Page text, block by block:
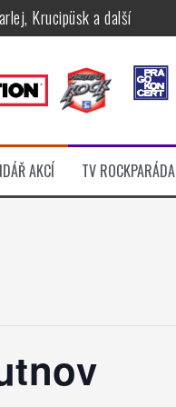
Krucipüsk a další
párty s Green Jellÿ
s uměním i komunitou
AKCÍ TV ROCKPARÁDA